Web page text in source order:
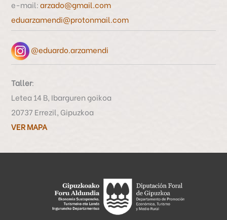
r
:
e-mail:arzado@gmail.com
eduarzamendi@protonmail.com
@eduardo.arzamendi
Taller:
Letea 14 B, Ibarguren goikoa
20737 Errezil, Gipuzkoa
VER MAPA